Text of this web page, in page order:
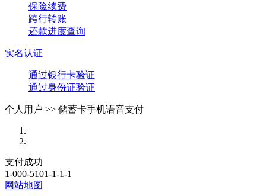
保险续费
跨行转账
还款进度查询
实名认证
通过银行卡验证
通过身份证验证
个人用户 >> 储蓄卡手机语音支付
支付成功
1-000-5101-1-1-1
网站地图